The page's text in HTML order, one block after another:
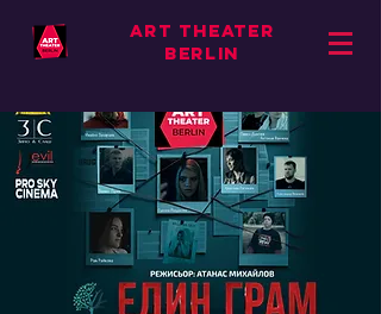
ART THEATER
BERLIN